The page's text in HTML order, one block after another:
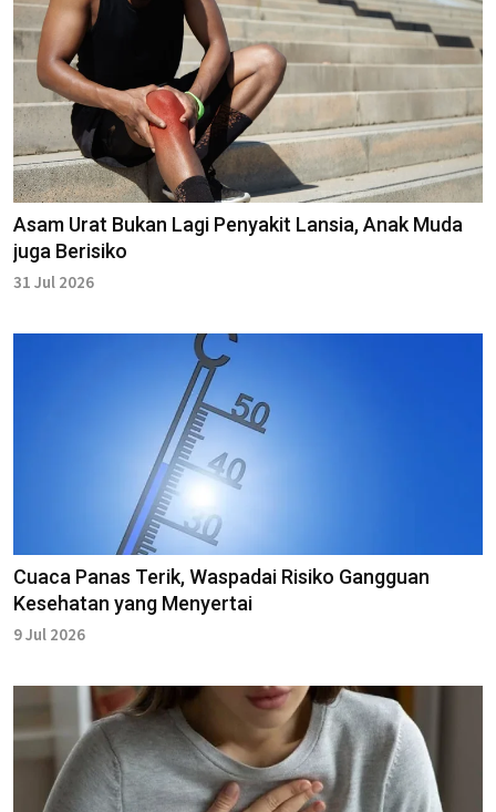
Asam Urat Bukan Lagi Penyakit Lansia, Anak Muda
juga Berisiko
31 Jul 2026
Cuaca Panas Terik, Waspadai Risiko Gangguan
Kesehatan yang Menyertai
9 Jul 2026